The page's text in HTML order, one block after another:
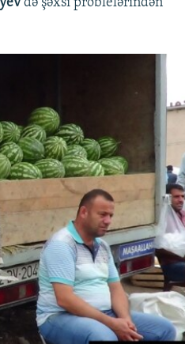
də şəxsi problelərindən